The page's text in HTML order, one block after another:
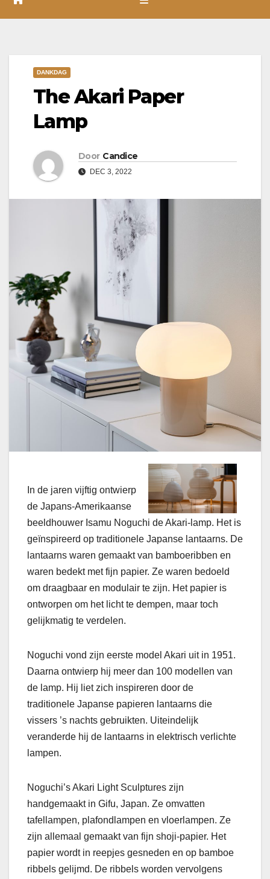
DANKDAG
The Akari Paper
Lamp
Door Candice
DEC 3, 2022
In de jaren vijftig ontwierp
de Japans-Amerikaanse
beeldhouwer Isamu Noguchi de Akari-lamp. Het is
geïnspireerd op traditionele Japanse lantaarns. De
lantaarns waren gemaakt van bamboeribben en
waren bedekt met fijn papier. Ze waren bedoeld
om draagbaar en modulair te zijn. Het papier is
ontworpen om het licht te dempen, maar toch
gelijkmatig te verdelen.
Noguchi vond zijn eerste model Akari uit in 1951.
Daarna ontwierp hij meer dan 100 modellen van
de lamp. Hij liet zich inspireren door de
traditionele Japanse papieren lantaarns die
vissers ’s nachts gebruikten. Uiteindelijk
veranderde hij de lantaarns in elektrisch verlichte
lampen.
Noguchi’s Akari Light Sculptures zijn
handgemaakt in Gifu, Japan. Ze omvatten
tafellampen, plafondlampen en vloerlampen. Ze
zijn allemaal gemaakt van fijn shoji-papier. Het
papier wordt in reepjes gesneden en op bamboe
ribbels gelijmd. De ribbels worden vervolgens